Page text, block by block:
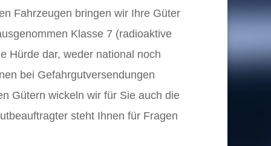
Fahrzeugen bringen wir Ihre Güter
Klasse 7 (radioaktive
Hürde dar, weder national noch
bei Gefahrgutversendungen
Gütern wickeln wir für Sie auch die
steht Ihnen für Fragen